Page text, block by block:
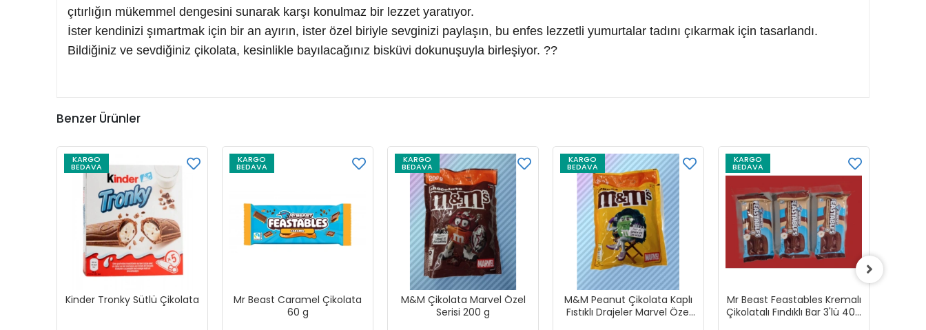
çıtırlığın mükemmel dengesini sunarak karşı konulmaz bir lezzet yaratıyor.
İster kendinizi şımartmak için bir an ayırın, ister özel biriyle sevginizi paylaşın, bu enfes lezzetli yumurtalar tadını çıkarmak için tasarlandı.
Bildiğiniz ve sevdiğiniz çikolata, kesinlikle bayılacağınız bisküvi dokunuşuyla birleşiyor. ??
Benzer Ürünler
KARGO
BEDAVA
Kinder Tronky Sütlü Çikolata
KARGO
BEDAVA
Mr Beast Caramel Çikolata
60 g
KARGO
BEDAVA
M&M Çikolata Marvel Özel
Serisi 200 g
KARGO
BEDAVA
M&M Peanut Çikolata Kaplı
Fıstıklı Drajeler Marvel Özel
KARGO
BEDAVA
Mr Beast Feastables Kremalı
Çikolatalı Fındıklı Bar 3'lü 40g